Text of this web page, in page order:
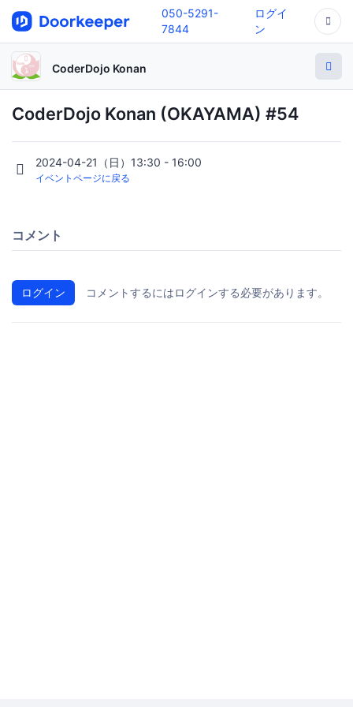
050-5291-
7844
ログイ
ン
CoderDojo Konan
CoderDojo Konan (OKAYAMA) #54
2024-04-21（日）13:30 - 16:00
イベントページに戻る
コメント
ログイン コメントするにはログインする必要があります。